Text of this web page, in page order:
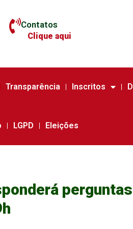
Contatos
Clique aqui
Transparência Inscritos
LGPD Eleições